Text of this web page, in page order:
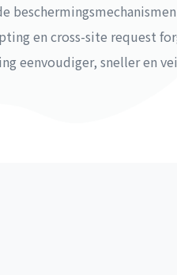
en cross-site request
eenvoudiger, sneller en